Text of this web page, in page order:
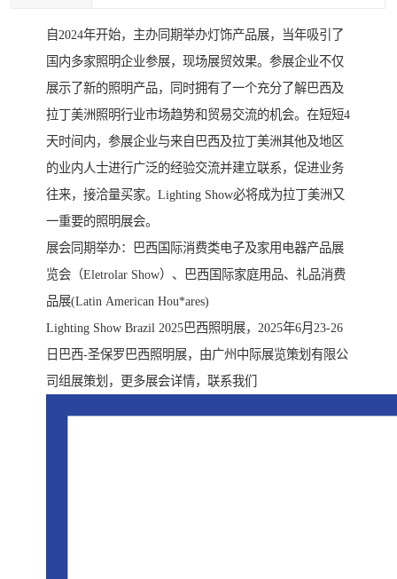
自2024年开始，主办同期举办灯饰产品展，当年吸引了
国内多家照明企业参展，现场展贸效果。参展企业不仅
展示了新的照明产品，同时拥有了一个充分了解巴西及
拉丁美洲照明行业市场趋势和贸易交流的机会。在短短4
天时间内，参展企业与来自巴西及拉丁美洲其他及地区
的业内人士进行广泛的经验交流并建立联系，促进业务
往来，接洽量买家。Lighting Show必将成为拉丁美洲又
一重要的照明展会。
展会同期举办：巴西国际消费类电子及家用电器产品展
览会（Eletrolar Show）、巴西国际家庭用品、礼品消费
品展(Latin American Hou*ares)
Lighting Show Brazil 2025巴西照明展，2025年6月23-26
日巴西-圣保罗巴西照明展，由广州中际展览策划有限公
司组展策划，更多展会详情，联系我们